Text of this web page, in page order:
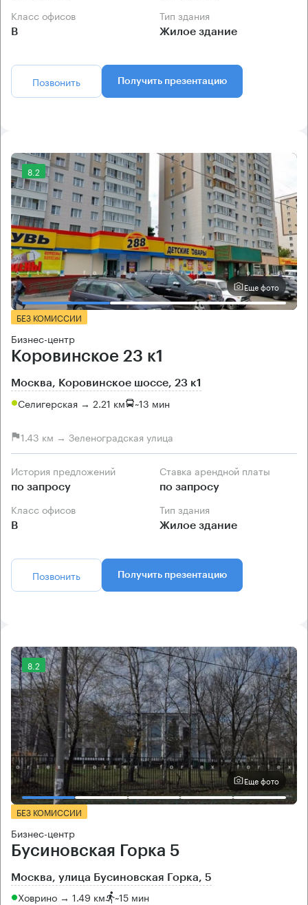
Класс офисов
B
Тип здания
Жилое здание
Позвонить Получить презентацию
8.2
Еще фото
БЕЗ КОМИССИИ
Бизнес-центр
Коровинское 23 к1
Москва, Коровинское шоссе, 23 к1
Селигерская → 2.21 км ~13 мин
1.43 км → Зеленоградская улица
История предложений
по запросу
Ставка арендной платы
по запросу
Класс офисов
B
Тип здания
Жилое здание
Позвонить Получить презентацию
8.2
Еще фото
БЕЗ КОМИССИИ
Бизнес-центр
Бусиновская Горка 5
Москва, улица Бусиновская Горка, 5
Ховрино → 1.49 км ~15 мин